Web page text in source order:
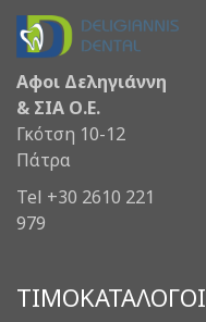
Αφοι Δεληγιάννη
& ΣΙΑ Ο.Ε.
Γκότση 10-12
Πάτρα
Tel +30 2610 221
979
ΤΙΜΟΚΑΤΑΛΟΓΟΙ